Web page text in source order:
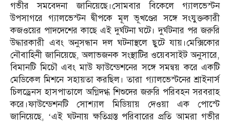
গভীর সমবেদনা জানিয়েছে।সোমবার বিকেলে গ্যালভেস্টন
উপসাগরে গ্যালভেস্টন দ্বীপকে মূল ভূখণ্ডের সঙ্গে সংযুক্তকারী
কজওয়ের পাদদেশের কাছে এই দুর্ঘটনা ঘটে। দুর্ঘটনার পর জরুরি
উদ্ধারকারী এবং অনুসন্ধান দল ঘটনাস্থলে ছুটে যায়।মেক্সিকোর
নৌবাহিনী জানিয়েছে, অলাভজনক সংস্থাটির ওয়েবসাইট অনুসারে,
বিমানটি মিচৌ এবং মাউ ফাউন্ডেশনের সঙ্গে সমন্বয় করে একটি
মেডিকেল মিশনে সহায়তা করছিল। তারা গ্যালভেস্টনের শ্রাইনার্স
চিলড্রেনস হাসপাতালে অগ্নিদগ্ধ শিশুদের জরুরি পরিবহন সরবরাহ
করে।ফাউন্ডেশনটি সোশ্যাল মিডিয়ায় দেওয়া এক পোস্টে
জানিয়েছে, ‘এই ঘটনায় ক্ষতিগ্রস্ত পরিবারের প্রতি আমরা গভীর